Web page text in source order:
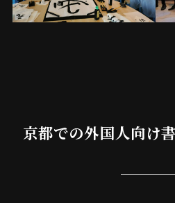
京都での外国人向け